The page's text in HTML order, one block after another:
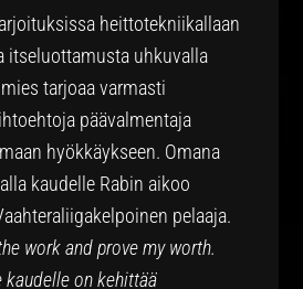
heittotekniikallaan
itseluottamusta uhkuvalla
tarjoaa varmasti
päävalmentaja
hyökkäykseen. Omana
kaudelle Rabin aikoo
pelaaja.
work and prove my worth.
kaudelle on kehittää